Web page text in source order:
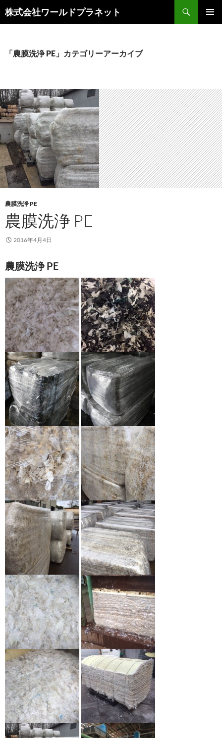
株式会社ワールドプラネット
検
索
ン
キ
ッ
プ
「農膜洗浄 PE」カテゴリーアーカイブ
農膜洗浄 PE
農膜洗浄 PE
2016年4月4日
農膜洗浄 PE